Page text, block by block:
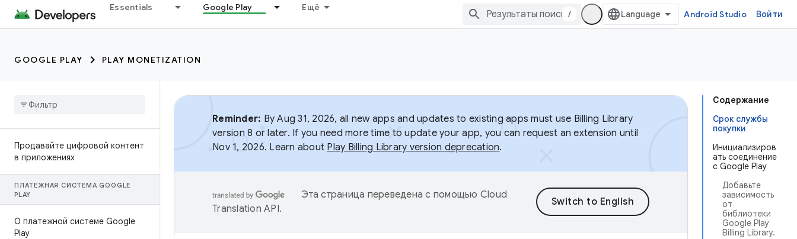
Essentials Google Play Ещё
/ Android Studio Войти
GOOGLE PLAY PLAY MONETIZATION
Продавайте цифровой контент
в приложениях
ПЛАТЕЖНАЯ СИСТЕМА GOOGLE
PLAY
О платежной системе Google
Play
Содержание
Срок службы
покупки
Инициализиров
ать соединение
с Google Play
Добавьте
зависимость
от
библиотеки
Google Play
Billing Library.
Reminder: By Aug 31, 2026, all new apps and updates to existing apps must use Billing Library
version 8 or later. If you need more time to update your app, you can request an extension until
Nov 1, 2026. Learn about Play Billing Library version deprecation.
Эта страница переведена с помощью Cloud
Translation API.